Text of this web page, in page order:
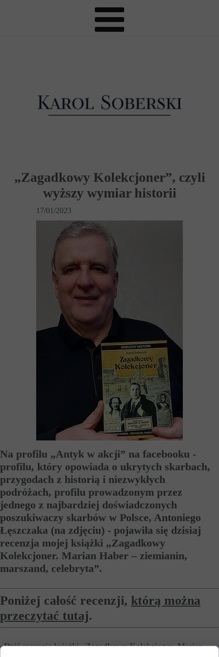
17/01/2023
„Zagadkowy Kolekcjoner”, czyli
wyższy wymiar historii
Na profilu „Antyk w akcji” na facebooku -
profilu, który opowiada o ukrytych skarbach,
przygodach z historią i niezwykłych
podróżach, profilu prowadzonym przez
jednego z najbardziej doświadczonych
poszukiwaczy skarbów w Polsce, Antoniego
Łęszczaka (na zdjęciu) - pojawiła się dzisiaj
recenzja mojej książki „Zagadkowy
Kolekcjoner. Marian Haber – ziemianin,
marszand, celebryta”.
Poniżej całość recenzji, którą można
przeczytać tutaj.
„Dziś recenzja książki „Zagadkowy Kolekcjoner. Marian